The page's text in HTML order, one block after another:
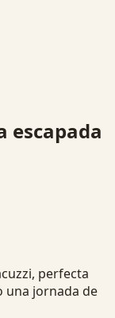
escapada
perfecta
una jornada de